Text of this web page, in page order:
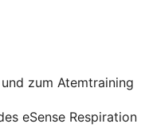
zum Atemtraining
eSense Respiration